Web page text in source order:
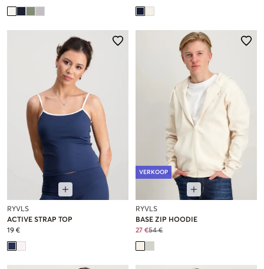
RYVLS
ACTIVE STRAP TOP
19 €
VERKOOP
RYVLS
BASE ZIP HOODIE
27 €54 €